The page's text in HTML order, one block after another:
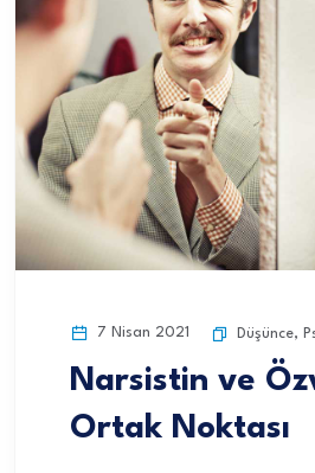
7 Nisan 2021 Düşünce,
Narsistin ve
Ortak Noktası